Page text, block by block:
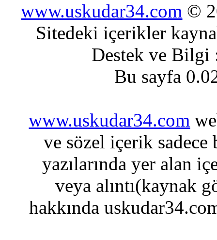
www.uskudar34.com ©
Sitedeki içerikler
Destek ve
Bu sayfa
www.uskudar34.com
ve sözel içerik sadece
yazılarında yer alan
veya alıntı(kaynak
hakkında